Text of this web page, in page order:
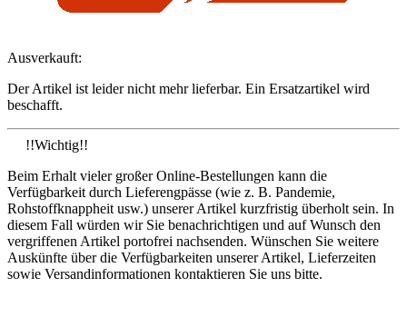
Ausverkauft:
Der Artikel ist leider nicht mehr lieferbar. Ein Ersatzartikel wird
beschafft.
!!Wichtig!!
Beim Erhalt vieler großer Online-Bestellungen kann die
Verfügbarkeit durch Lieferengpässe (wie z. B. Pandemie,
Rohstoffknappheit usw.) unserer Artikel kurzfristig überholt sein. In
diesem Fall würden wir Sie benachrichtigen und auf Wunsch den
vergriffenen Artikel portofrei nachsenden. Wünschen Sie weitere
Auskünfte über die Verfügbarkeiten unserer Artikel, Lieferzeiten
sowie Versandinformationen kontaktieren Sie uns bitte.